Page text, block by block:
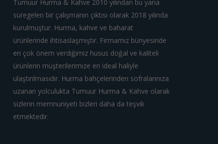
Tumuur Hurma & Kahve 2010 yılından bu yana
süregelen bir çalışmanın çıktısı olarak 2018 yılında
kurulmuştur. Hurma, kahve ve baharat
ürünlerinde ihtisaslaşmıştır. Firmamız bünyesinde
en çok önem verdiğimiz husus doğal ve kaliteli
ürünlerin müşterilerimize en ideal haliyle
ulaştırılmasıdır. Hurma bahçelerinden sofralarınıza
uzanan yolculukta Tumuur Hurma & Kahve olarak
sizlerin memnuniyeti bizleri daha da teşvik
etmektedir.